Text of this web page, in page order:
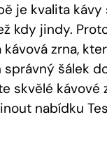
je kvalita kávy
kdy jindy.
zrna,
šálek
skvělé kávové
nabídku